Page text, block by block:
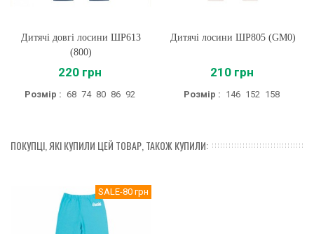
Дитячі довгі лосини ШР613
(800)
220 грн
Розмір : 68 74 80 86 92
Дитячі лосини ШР805 (GM0)
210 грн
Розмір : 146 152 158
ПОКУПЦІ, ЯКІ КУПИЛИ ЦЕЙ ТОВАР, ТАКОЖ КУПИЛИ:
SALE-80 грн